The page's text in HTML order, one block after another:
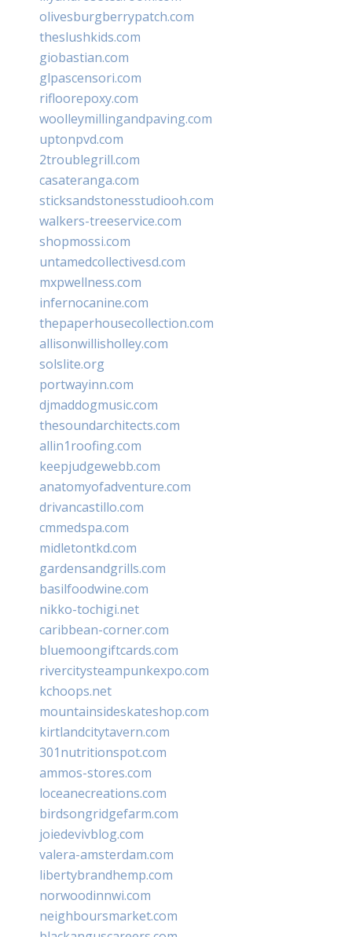
olivesburgberrypatch.com
theslushkids.com
giobastian.com
glpascensori.com
rifloorepoxy.com
woolleymillingandpaving.com
uptonpvd.com
2troublegrill.com
casateranga.com
sticksandstonesstudiooh.com
walkers-treeservice.com
shopmossi.com
untamedcollectivesd.com
mxpwellness.com
infernocanine.com
thepaperhousecollection.com
allisonwillisholley.com
solslite.org
portwayinn.com
djmaddogmusic.com
thesoundarchitects.com
allin1roofing.com
keepjudgewebb.com
anatomyofadventure.com
drivancastillo.com
cmmedspa.com
midletontkd.com
gardensandgrills.com
basilfoodwine.com
nikko-tochigi.net
caribbean-corner.com
bluemoongiftcards.com
rivercitysteampunkexpo.com
kchoops.net
mountainsideskateshop.com
kirtlandcitytavern.com
301nutritionspot.com
ammos-stores.com
loceanecreations.com
birdsongridgefarm.com
joiedevivblog.com
valera-amsterdam.com
libertybrandhemp.com
norwoodinnwi.com
neighboursmarket.com